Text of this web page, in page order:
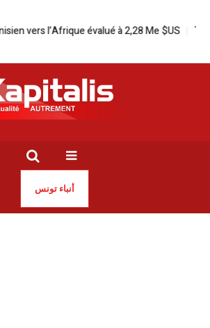
l’Afrique évalué à 2,28 Me $US Trafic de
أنباء تونس